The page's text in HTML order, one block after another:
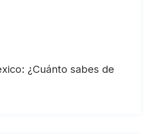
¿Cuánto sabes de